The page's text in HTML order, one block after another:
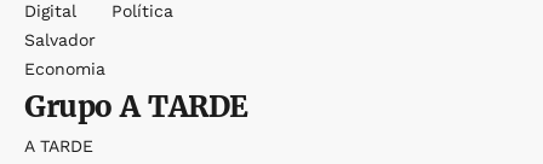
Digital
Salvador
Economia
Política
GrupoA TARDE
A TARDE